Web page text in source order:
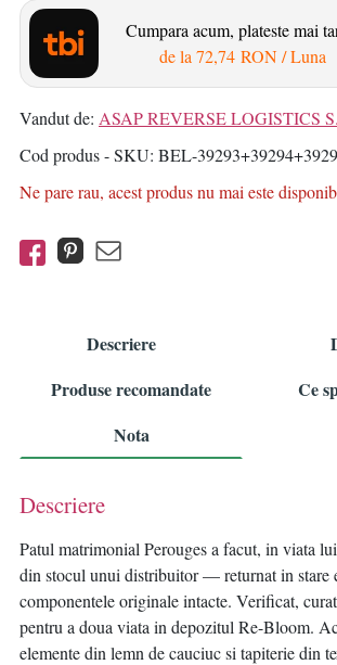
Cumpara acum, plateste mai
de la72,74 RON/ Luna
Vandut de: ASAP REVERSE LOGISTICS
Cod produs - SKU BEL-
Ne pare rau, acest produs nu mai este
Descriere
Produse recomandate
Ce
Nota
Descriere
Patul matrimonial Perouges a facut, in viata
din stocul unui distribuitor — returnat in stare
componentele originale intacte. Verificat,
pentru a doua viata in depozitul Re-Bloom.
elemente din lemn de cauciuc si tapiterie din